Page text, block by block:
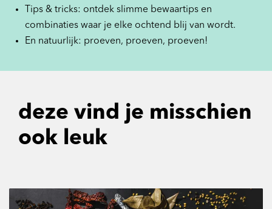
Tips & tricks: ontdek slimme bewaartips en
combinaties waar je elke ochtend blij van wordt.
En natuurlijk: proeven, proeven, proeven!
deze vind je misschien
ook leuk